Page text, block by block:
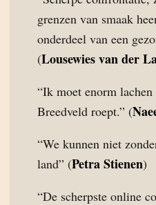
grenzen van smaak
onderdeel van een
(Lousewies van der
“Ik moet enorm
Breedveld roept.” (
“We kunnen niet
land” (Petra Stienen)
“De scherpste online